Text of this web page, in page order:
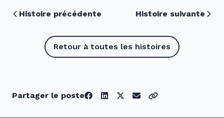
Histoire précédente Histoire suivante
Retour à toutes les histoires
Partager le poste